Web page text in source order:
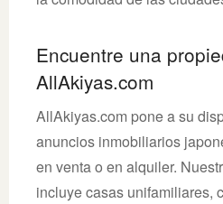
Encuentre una
AllAkiyas.com
AllAkiyas.com pone a su
anuncios inmobiliarios
en venta o en alquiler.
incluye casas unifamiliares,